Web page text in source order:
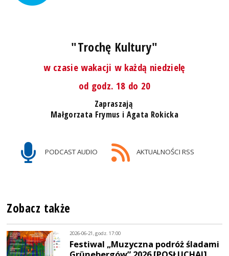
"Trochę Kultury"
w czasie wakacji w każdą niedzielę
od godz. 18 do 20
Zapraszają
Małgorzata Frymus i Agata Rokicka
PODCAST AUDIO AKTUALNOŚCI RSS
Zobacz także
2026-06-21, godz. 17:00
Festiwal „Muzyczna podróż śladami